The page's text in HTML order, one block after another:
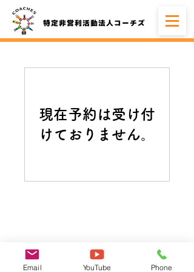
現在予約は受け付
けておりません。
Email YouTube Phone